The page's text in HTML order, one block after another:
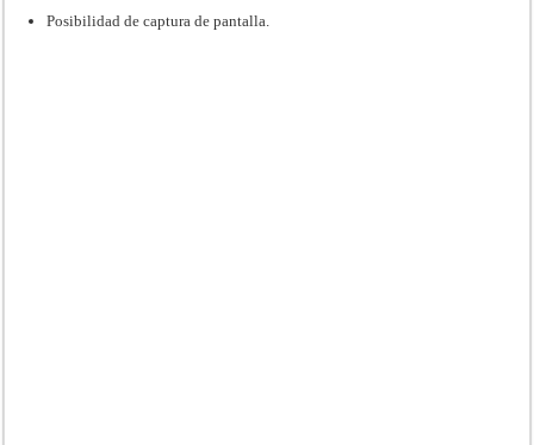
Posibilidad de captura de pantalla.